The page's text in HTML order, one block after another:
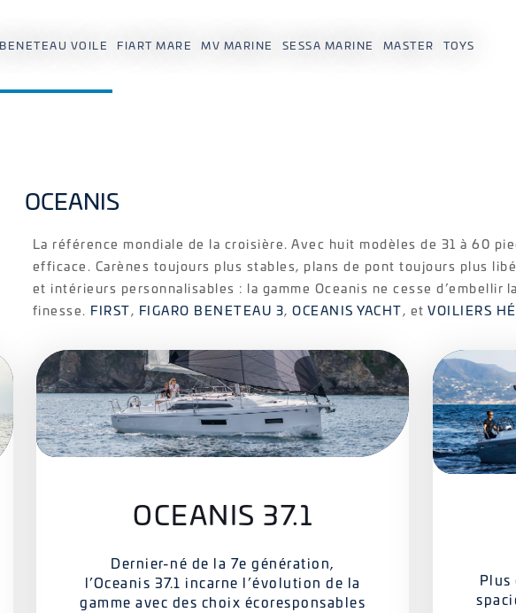
BENETEAU VOILE FIART MARE MV MARINE SESSA MARINE MASTER TOYS
OCEANIS
La référence mondiale de la croisière. Avec huit modèles de 31 à 60
efficace. Carènes toujours plus stables, plans de pont toujours plus
et intérieurs personnalisables : la gamme Oceanis ne cesse d’embellir
finesse. FIRST , FIGARO BENETEAU 3,OCEANIS YACHT , et VOILIERS
OCEANIS 37.1
Dernier-né de la 7e génération,
l’Oceanis 37.1 incarne l’évolution de la
gamme avec des choix écoresponsables
Plus